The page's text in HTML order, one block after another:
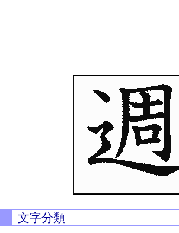
文字分類